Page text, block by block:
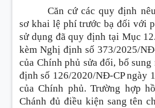
Căn cứ các quy định
sơ khai lệ phí trước bạ đối với
sử dụng đã quy định tại Mục
kèm Nghị định số 373/2025/
của Chính phủ sửa đổi, bổ
định số 126/2020/NĐ-CP ngày
của Chính phủ. Trường hợp
Chánh đủ điều kiện sang tên